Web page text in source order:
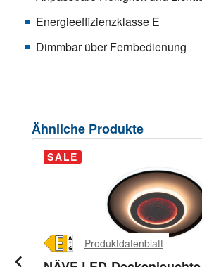
Energieeffizienzklasse E
Dimmbar über Fernbedienung
Produktgalerie überspringen
Ähnliche Produkte
SALE
Produktdatenblatt